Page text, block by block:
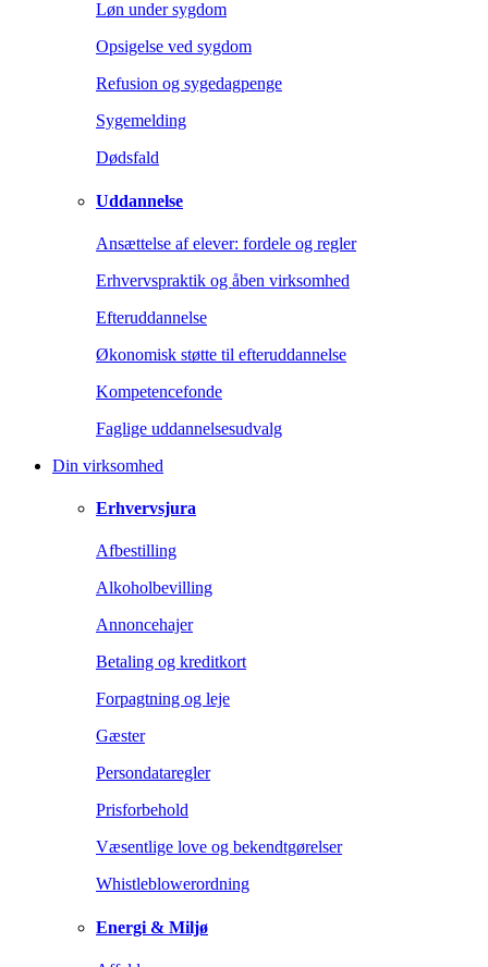
Løn under sygdom
Opsigelse ved sygdom
Refusion og sygedagpenge
Sygemelding
Dødsfald
Uddannelse
Ansættelse af elever: fordele og regler
Erhvervspraktik og åben virksomhed
Efteruddannelse
Økonomisk støtte til efteruddannelse
Kompetencefonde
Faglige uddannelsesudvalg
Din virksomhed
Erhvervsjura
Afbestilling
Alkoholbevilling
Annoncehajer
Betaling og kreditkort
Forpagtning og leje
Gæster
Persondataregler
Prisforbehold
Væsentlige love og bekendtgørelser
Whistleblowerordning
Energi & Miljø